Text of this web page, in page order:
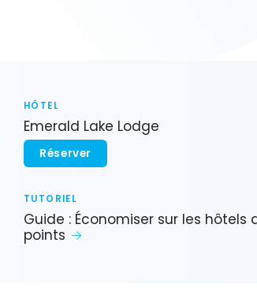
HÔTEL
Emerald Lake Lodge
Réserver
TUTORIEL
Guide : Économiser sur les hôtels
points